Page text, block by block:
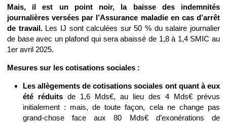
Mais, il est un point noir, la baisse des indemnités
journalières versées par l’Assurance maladie en cas d’arrêt
de travail.Les IJ sont calculées sur 50 % du salaire journalier
de base avec un plafond qui sera abaissé de 1,8 à 1,4 SMIC au
1er avril 2025.
Mesures sur les cotisations sociales :
Les allègements de cotisations sociales ont quant à eux
été réduitsde 1,6 Mds€, au lieu des 4 Mds€ prévus
initialement : mais, de toute façon, cela ne change pas
grand-chose face aux 80 Mds€ d’exonérations de